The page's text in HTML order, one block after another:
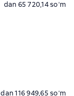
dan 65 720,14 soʻm
dan 116 949,65 soʻm